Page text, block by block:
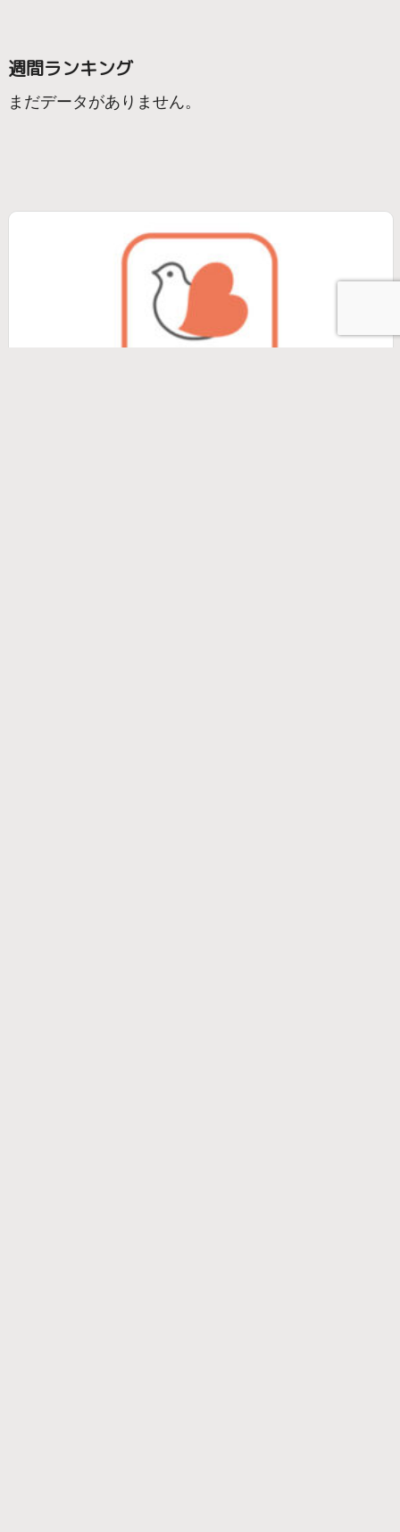
週間ランキング
まだデータがありません。